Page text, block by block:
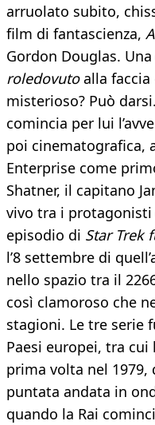
arruolato subito,
film di fantascienza,
Gordon Douglas.
roledovutoalla faccia
misterioso? Può
comincia per lui
poi cinematografica,
Enterprise come
Shatner, il capitano
vivo tra i
episodio di Star Trek
l’8 settembre di
nello spazio tra il
così clamoroso che
stagioni. Le tre serie
Paesi europei, tra cui
prima volta nel 1979,
puntata andata in
quando la Rai